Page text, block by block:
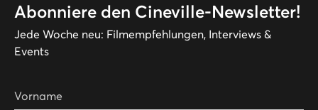
Abonniere den Cineville-Newsletter!
Jede Woche neu: Filmempfehlungen, Interviews &
Events
Vorname